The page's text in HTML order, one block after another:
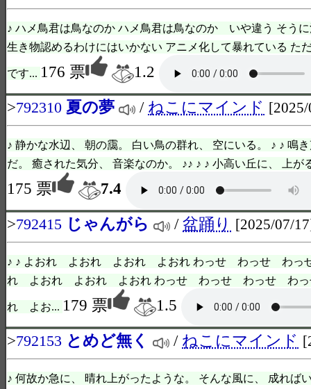
♪ ハメ鳥君は鳥なのか ハメ鳥君は鳥なのか いや違う そう
生き物認めるわけにはいかない アニメ化して暴れている た
です... 176 票
1.2
>792310 夏の夢 / ねこにマインド
♪ 静かな水辺、 朝の靄。 白い鳥の群れ、 空にいる。 ♪ ♪ 鳴
だ。 癒された気分、 音楽なのか。 ♪♪ ♪ ♪ 小高い丘に、 上が
175 票
7.4
>792415 じゃんがら /盆踊り [2025/07/
♪ ♪ よおれ よおれ よおれ よおれ わっせ わっせ わっ
れ よおれ よおれ よおれ わっせ わっせ わっせ わっ
れ よお... 179 票
1.5
>792153 とめど無く / ねこにマインド
♪ 何故か急に、 晴れ上がったような。 そんな風に、 成れば